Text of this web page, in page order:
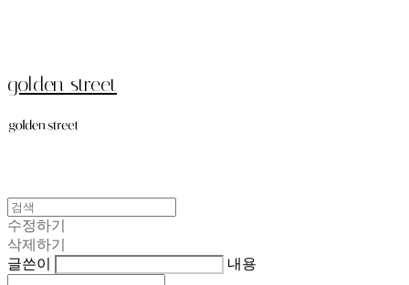
golden street
수정하기
삭제하기
글쓴이
내용